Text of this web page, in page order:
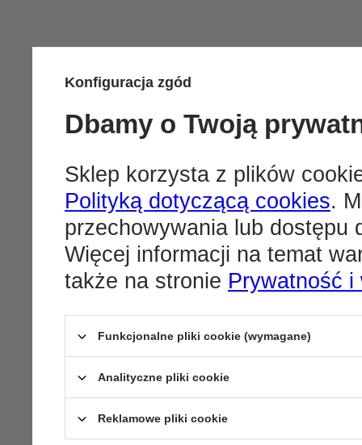
Konfiguracja zgód
Dbamy o Twoją
Sklep korzysta z plików
Polityką dotyczącą cookies.
przechowywania lub dostępu
Więcej informacji na temat
także na stronie Prywatność i
Funkcjonalne pliki cookie (wymagane)
Analityczne pliki cookie
Reklamowe pliki cookie